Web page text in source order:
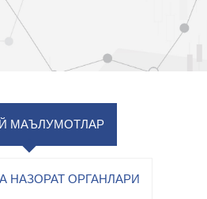
МАЪЛУМОТЛАР
НАЗОРАТ ОРГАНЛАРИ